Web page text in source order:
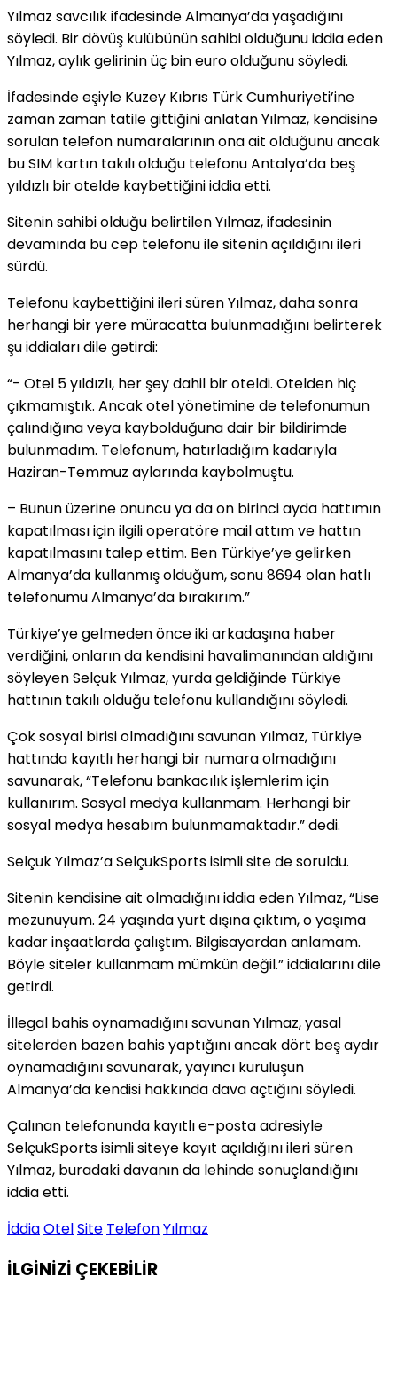
Yılmaz savcılık ifadesinde Almanya’da yaşadığını
söyledi. Bir dövüş kulübünün sahibi olduğunu iddia eden
Yılmaz, aylık gelirinin üç bin euro olduğunu söyledi.
İfadesinde eşiyle Kuzey Kıbrıs Türk Cumhuriyeti’ine
zaman zaman tatile gittiğini anlatan Yılmaz, kendisine
sorulan telefon numaralarının ona ait olduğunu ancak
bu SIM kartın takılı olduğu telefonu Antalya’da beş
yıldızlı bir otelde kaybettiğini iddia etti.
Sitenin sahibi olduğu belirtilen Yılmaz, ifadesinin
devamında bu cep telefonu ile sitenin açıldığını ileri
sürdü.
Telefonu kaybettiğini ileri süren Yılmaz, daha sonra
herhangi bir yere müracatta bulunmadığını belirterek
şu iddiaları dile getirdi:
“- Otel 5 yıldızlı, her şey dahil bir oteldi. Otelden hiç
çıkmamıştık. Ancak otel yönetimine de telefonumun
çalındığına veya kaybolduğuna dair bir bildirimde
bulunmadım. Telefonum, hatırladığım kadarıyla
Haziran-Temmuz aylarında kaybolmuştu.
– Bunun üzerine onuncu ya da on birinci ayda hattımın
kapatılması için ilgili operatöre mail attım ve hattın
kapatılmasını talep ettim. Ben Türkiye’ye gelirken
Almanya’da kullanmış olduğum, sonu 8694 olan hatlı
telefonumu Almanya’da bırakırım.”
Türkiye’ye gelmeden önce iki arkadaşına haber
verdiğini, onların da kendisini havalimanından aldığını
söyleyen Selçuk Yılmaz, yurda geldiğinde Türkiye
hattının takılı olduğu telefonu kullandığını söyledi.
Çok sosyal birisi olmadığını savunan Yılmaz, Türkiye
hattında kayıtlı herhangi bir numara olmadığını
savunarak, “Telefonu bankacılık işlemlerim için
kullanırım. Sosyal medya kullanmam. Herhangi bir
sosyal medya hesabım bulunmamaktadır.” dedi.
Selçuk Yılmaz’a SelçukSports isimli site de soruldu.
Sitenin kendisine ait olmadığını iddia eden Yılmaz, “Lise
mezunuyum. 24 yaşında yurt dışına çıktım, o yaşıma
kadar inşaatlarda çalıştım. Bilgisayardan anlamam.
Böyle siteler kullanmam mümkün değil.” iddialarını dile
getirdi.
İllegal bahis oynamadığını savunan Yılmaz, yasal
sitelerden bazen bahis yaptığını ancak dört beş aydır
oynamadığını savunarak, yayıncı kuruluşun
Almanya’da kendisi hakkında dava açtığını söyledi.
Çalınan telefonunda kayıtlı e-posta adresiyle
SelçukSports isimli siteye kayıt açıldığını ileri süren
Yılmaz, buradaki davanın da lehinde sonuçlandığını
iddia etti.
İddiaOtelSite TelefonYılmaz
İLGİNİZİ ÇEKEBİLİR